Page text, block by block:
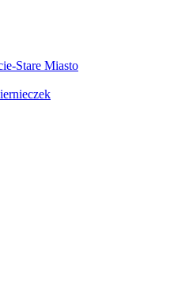
Stare Miasto